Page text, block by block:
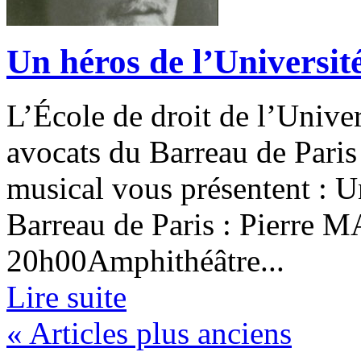
Un héros de
L’École de droit de
avocats du Barreau de
musical vous présentent :
Barreau de Paris : Pierre
20h00Amphithéâtre...
Lire suite
« Articles plus anciens